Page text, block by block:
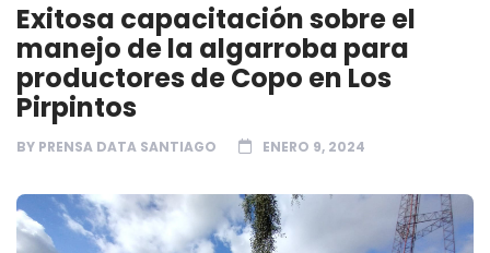
Exitosa capacitación sobre el
manejo de la algarroba para
productores de Copo en Los
Pirpintos
BY PRENSA DATA SANTIAGO ENERO 9, 2024